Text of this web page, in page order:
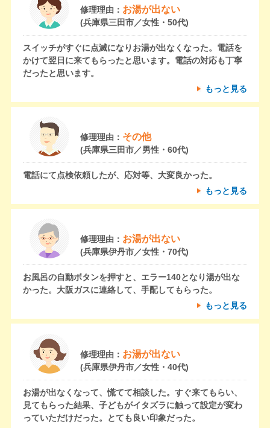
修理理由： お湯が出ない
(兵庫県三田市／女性・50代)
スイッチがすぐに点滅になりお湯が出なくなった。電話を
かけて翌日に来てもらったと思います。電話の対応も丁寧
だったと思います。
もっと見る
修理理由： その他
(兵庫県三田市／男性・60代)
電話にて点検依頼したが、応対等、大変良かった。
もっと見る
修理理由： お湯が出ない
(兵庫県伊丹市／女性・70代)
お風呂の自動ボタンを押すと、エラー140となり湯が出な
かった。大阪ガスに連絡して、手配してもらった。
もっと見る
修理理由： お湯が出ない
(兵庫県伊丹市／女性・40代)
お湯が出なくなって、慌てて相談した。すぐ来てもらい、
見てもらった結果、子どもがイタズラに触って設定が変わ
っていただけだった。とても良い印象だった。